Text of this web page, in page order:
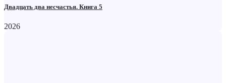
Двадцать два несчастья. Книга 5
2026